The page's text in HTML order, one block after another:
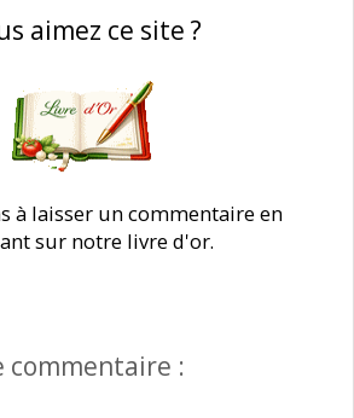
aimez ce site ?
à laisser un commentaire en
sur notre livre d'or.
commentaire :